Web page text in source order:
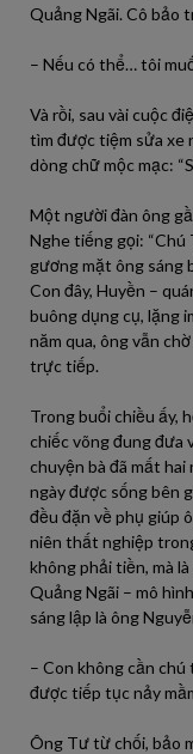
Quảng Ngãi. Cô bảo
– Nếu có thể… tôi
Và rồi, sau vài cuộc
tìm được tiệm sửa xe
dòng chữ mộc mạc:
Một người đàn ông
Nghe tiếng gọi: “Chú
gương mặt ông sáng
Con đây, Huyền –
buông dụng cụ, lặng
năm qua, ông vẫn
trực tiếp.
Trong buổi chiều ấy,
chiếc võng đung đưa
chuyện bà đã mất
ngày được sống bên
đều đặn về phụ giúp
niên thất nghiệp
không phải tiền, mà là
Quảng Ngãi – mô
sáng lập là ông
– Con không cần
được tiếp tục nảy
Ông Tư từ chối, bảo